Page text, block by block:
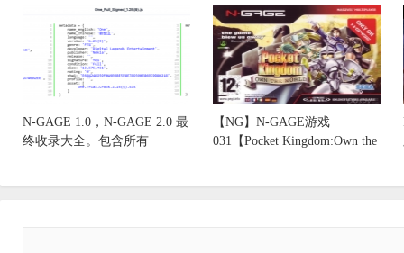
N-GAGE 1.0，N-GAGE 2.0 最
终收录大全。包含所有
【NG】N-GAGE游戏
031【Pocket Kingdom:Own the